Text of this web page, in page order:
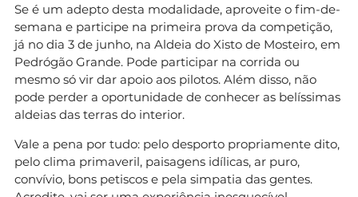
Se é um adepto desta modalidade, aproveite o fim-de-
semana e participe na primeira prova da competição,
já no dia 3 de junho, na Aldeia do Xisto de Mosteiro, em
Pedrógão Grande. Pode participar na corrida ou
mesmo só vir dar apoio aos pilotos. Além disso, não
pode perder a oportunidade de conhecer as belíssimas
aldeias das terras do interior.
Vale a pena por tudo: pelo desporto propriamente dito,
pelo clima primaveril, paisagens idílicas, ar puro,
convívio, bons petiscos e pela simpatia das gentes.